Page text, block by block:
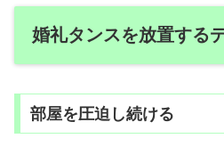
婚礼タンスを放置する
部屋を圧迫し続ける